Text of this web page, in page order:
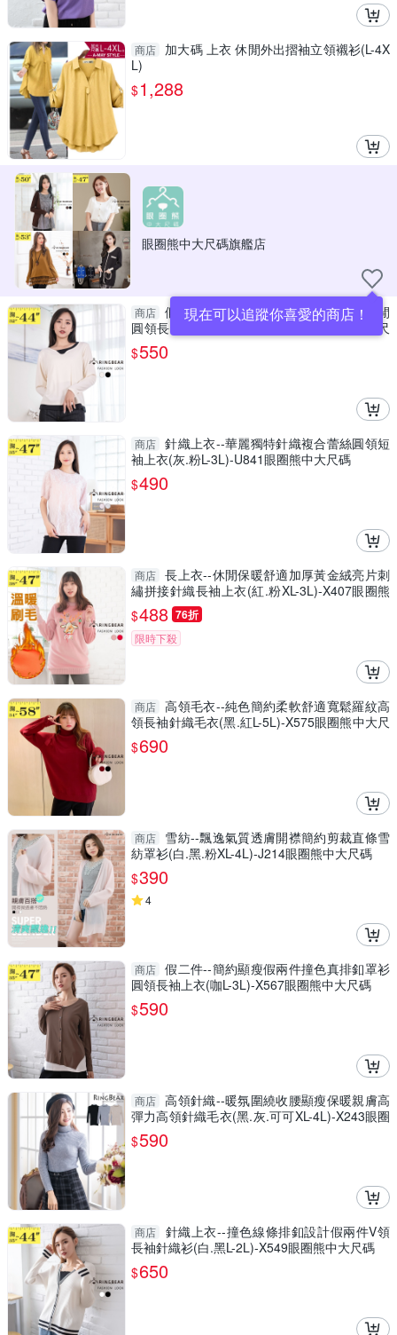
商店
加大碼 上衣 休閒外出摺袖立領襯衫(L-4X
L)
$1,288
眼圈熊中大尺碼旗艦店
現在可以追蹤你喜愛的商店！
商店 假二件--優美修飾撞色不規則假兩件休閒
圓領長袖上衣(黑.米M-2L)-X526眼圈熊中大尺
碼
$550
商店 針織上衣--華麗獨特針織複合蕾絲圓領短
袖上衣(灰.粉L-3L)-U841眼圈熊中大尺碼
$490
商店 長上衣--休閒保暖舒適加厚黃金絨亮片刺
繡拼接針織長袖上衣(紅.粉XL-3L)-X407眼圈熊
中大尺碼
$488 76折
限時下殺
商店 高領毛衣--純色簡約柔軟舒適寬鬆羅紋高
領長袖針織毛衣(黑.紅L-5L)-X575眼圈熊中大尺
碼
$690
商店
雪紡--飄逸氣質透膚開襟簡約剪裁直條雪
紡罩衫(白.黑.粉XL-4L)-J214眼圈熊中大尺碼
$390
4
商店 假二件--簡約顯瘦假兩件撞色真排釦罩衫
圓領長袖上衣(咖L-3L)-X567眼圈熊中大尺碼
$590
商店 高領針織--暖氛圍繞收腰顯瘦保暖親膚高
彈力高領針織毛衣(黑.灰.可可XL-4L)-X243眼圈
熊中大尺碼
$590
商店
針織上衣--撞色線條排釦設計假兩件V領
長袖針織衫(白.黑L-2L)-X549眼圈熊中大尺碼
$650